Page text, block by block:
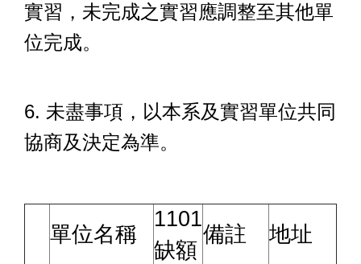
實習，未完成之實習應調整至其他單
位完成。
6. 未盡事項，以本系及實習單位共同
協商及決定為準。
單位名稱
1101
缺額
備註 地址